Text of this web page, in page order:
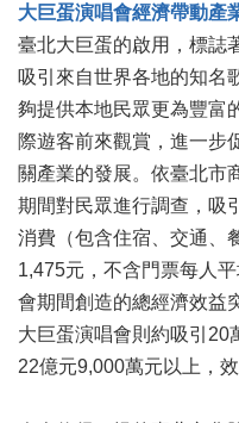
化
節
慶
廉
政
專
珍
貴
文
化
資
源
大巨蛋演唱會經濟帶動產
臺北大巨蛋的啟用，標誌
吸引來自世界各地的知名
夠提供本地民眾更為豐富
際遊客前來觀賞，進一步
關產業的發展。依臺北市
期間對民眾進行調查，吸
消費（包含住宿、交通、
1,475元，不含門票每人
會期間創造的總經濟效益
大巨蛋演唱會則約吸引20
22億元9,000萬元以上，